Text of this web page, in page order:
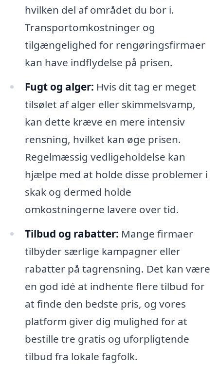
hvilken del af området du bor i.
Transportomkostninger og
tilgængelighed for rengøringsfirmaer
kan have indflydelse på prisen.
Fugt og alger: Hvis dit tag er meget
tilsølet af alger eller skimmelsvamp,
kan dette kræve en mere intensiv
rensning, hvilket kan øge prisen.
Regelmæssig vedligeholdelse kan
hjælpe med at holde disse problemer i
skak og dermed holde
omkostningerne lavere over tid.
Tilbud og rabatter: Mange firmaer
tilbyder særlige kampagner eller
rabatter på tagrensning. Det kan være
en god idé at indhente flere tilbud for
at finde den bedste pris, og vores
platform giver dig mulighed for at
bestille tre gratis og uforpligtende
tilbud fra lokale fagfolk.